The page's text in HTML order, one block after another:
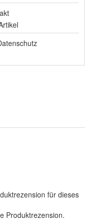
für dieses
Produktrezension.